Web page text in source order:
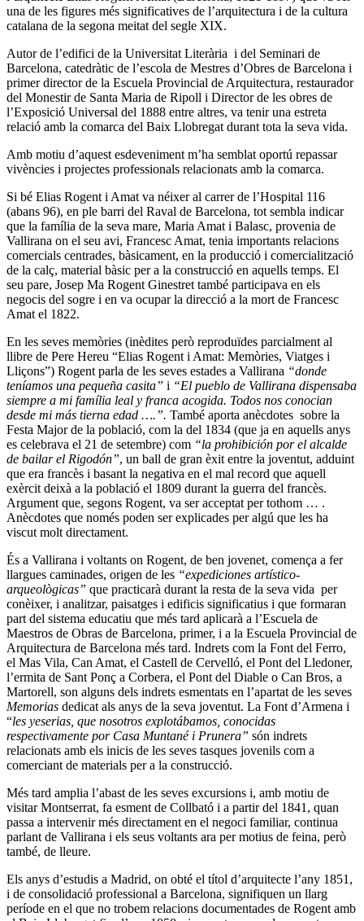
una de les figures més significatives de l’arquitectura i de la cultura
catalana de la segona meitat del segle XIX.
Autor de l’edifici de la Universitat Literària i del Seminari de
Barcelona, catedràtic de l’escola de Mestres d’Obres de Barcelona i
primer director de la Escuela Provincial de Arquitectura, restaurador
del Monestir de Santa Maria de Ripoll i Director de les obres de
l’Exposició Universal del 1888 entre altres, va tenir una estreta
relació amb la comarca del Baix Llobregat durant tota la seva vida.
Amb motiu d’aquest esdeveniment m’ha semblat oportú repassar
vivències i projectes professionals relacionats amb la comarca.
Si bé Elias Rogent i Amat va néixer al carrer de l’Hospital 116
(abans 96), en ple barri del Raval de Barcelona, tot sembla indicar
que la família de la seva mare, Maria Amat i Balasc, provenia de
Vallirana on el seu avi, Francesc Amat, tenia importants relacions
comercials centrades, bàsicament, en la producció i comercialització
de la calç, material bàsic per a la construcció en aquells temps. El
seu pare, Josep Ma Rogent Ginestret també participava en els
negocis del sogre i en va ocupar la direcció a la mort de Francesc
Amat el 1822.
En les seves memòries (inèdites però reproduïdes parcialment al
llibre de Pere Hereu “Elias Rogent i Amat: Memòries, Viatges i
Lliçons”) Rogent parla de les seves estades a Vallirana “donde
teníamos una pequeña casita” i “El pueblo de Vallirana dispensaba
siempre a mi família leal y franca acogida. Todos nos conocian
desde mi más tierna edad ….”. També aporta anècdotes sobre la
Festa Major de la població, com la del 1834 (que ja en aquells anys
es celebrava el 21 de setembre) com “la prohibición por el alcalde
de bailar el Rigodón”, un ball de gran èxit entre la joventut, adduint
que era francès i basant la negativa en el mal record que aquell
exèrcit deixà a la població el 1809 durant la guerra del francès.
Argument que, segons Rogent, va ser acceptat per tothom … .
Anècdotes que només poden ser explicades per algú que les ha
viscut molt directament.
És a Vallirana i voltants on Rogent, de ben jovenet, comença a fer
llargues caminades, origen de les “expediciones artístico-
arqueològicas” que practicarà durant la resta de la seva vida per
conèixer, i analitzar, paisatges i edificis significatius i que formaran
part del sistema educatiu que més tard aplicarà a l’Escuela de
Maestros de Obras de Barcelona, primer, i a la Escuela Provincial de
Arquitectura de Barcelona més tard. Indrets com la Font del Ferro,
el Mas Vila, Can Amat, el Castell de Cervelló, el Pont del Lledoner,
l’ermita de Sant Ponç a Corbera, el Pont del Diable o Can Bros, a
Martorell, son alguns dels indrets esmentats en l’apartat de les seves
Memorias dedicat als anys de la seva joventut. La Font d’Armena i
“les yeserias, que nosotros explotábamos, conocidas
respectivamente por Casa Muntané i Prunera” són indrets
relacionats amb els inicis de les seves tasques jovenils com a
comerciant de materials per a la construcció.
Més tard amplia l’abast de les seves excursions i, amb motiu de
visitar Montserrat, fa esment de Collbató i a partir del 1841, quan
passa a intervenir més directament en el negoci familiar, continua
parlant de Vallirana i els seus voltants ara per motius de feina, però
també, de lleure.
Els anys d’estudis a Madrid, on obté el títol d’arquitecte l’any 1851,
i de consolidació professional a Barcelona, signifiquen un llarg
període en el que no trobem relacions documentades de Rogent amb